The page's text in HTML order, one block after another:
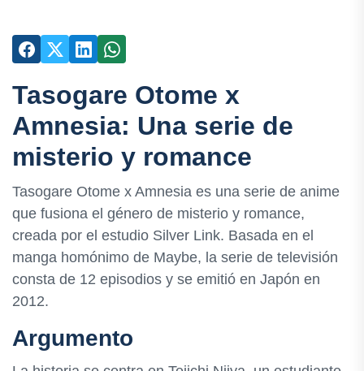
Tasogare Otome x
Amnesia: Una serie de
misterio y romance
Tasogare Otome x Amnesia es una serie de anime
que fusiona el género de misterio y romance,
creada por el estudio Silver Link. Basada en el
manga homónimo de Maybe, la serie de televisión
consta de 12 episodios y se emitió en Japón en
2012.
Argumento